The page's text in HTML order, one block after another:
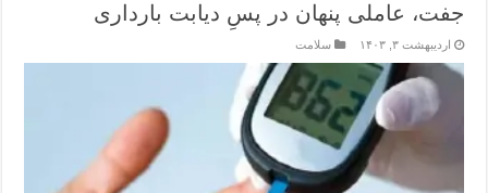
جفت، عاملی پنهان در پسِ دیابت بارداری
اردیبهشت ۳, ۱۴۰۳ سلامت